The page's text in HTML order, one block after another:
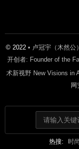
© 2022 • 卢冠宇（木然公
开创者: Founder of the
术新视野 New Visions in
网
热搜: 时